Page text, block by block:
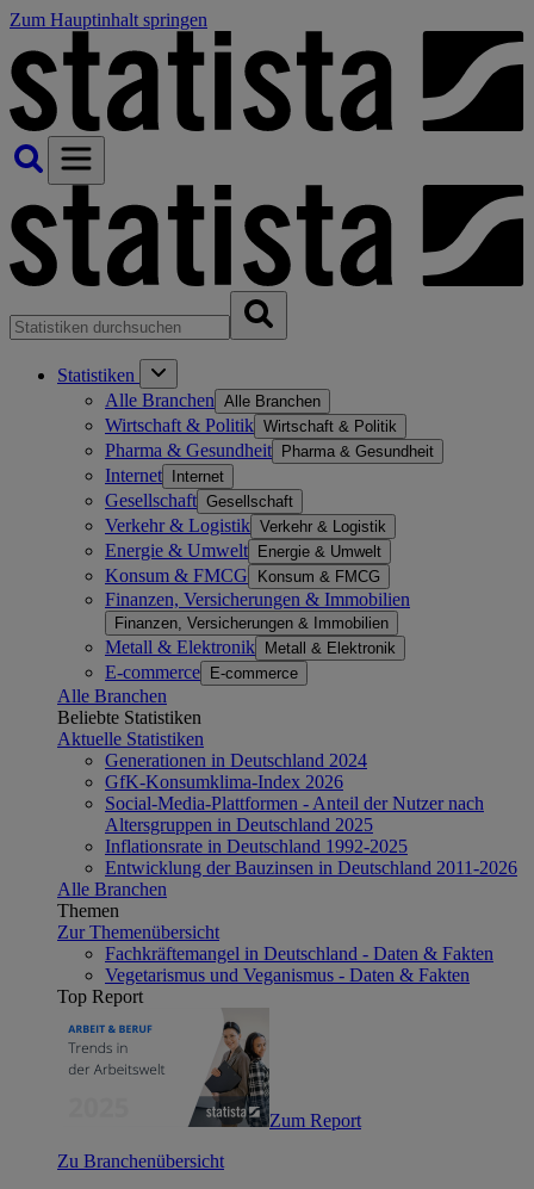
Zum Hauptinhalt springen
Statistiken
Alle Branchen Alle Branchen
Wirtschaft & Politik Wirtschaft & Politik
Pharma & Gesundheit Pharma & Gesundheit
Internet Internet
Gesellschaft Gesellschaft
Verkehr & Logistik Verkehr & Logistik
Energie & Umwelt Energie & Umwelt
Konsum & FMCG Konsum & FMCG
Finanzen, Versicherungen & Immobilien
Finanzen, Versicherungen & Immobilien
Metall & Elektronik Metall & Elektronik
E-commerce E-commerce
Alle Branchen
Beliebte Statistiken
Aktuelle Statistiken
Generationen in Deutschland 2024
GfK-Konsumklima-Index 2026
Social-Media-Plattformen - Anteil der Nutzer nach
Altersgruppen in Deutschland 2025
Inflationsrate in Deutschland 1992-2025
Entwicklung der Bauzinsen in Deutschland 2011-2026
Alle Branchen
Themen
Zur Themenübersicht
Fachkräftemangel in Deutschland - Daten & Fakten
Vegetarismus und Veganismus - Daten & Fakten
Top Report
Zum Report
Zu Branchenübersicht